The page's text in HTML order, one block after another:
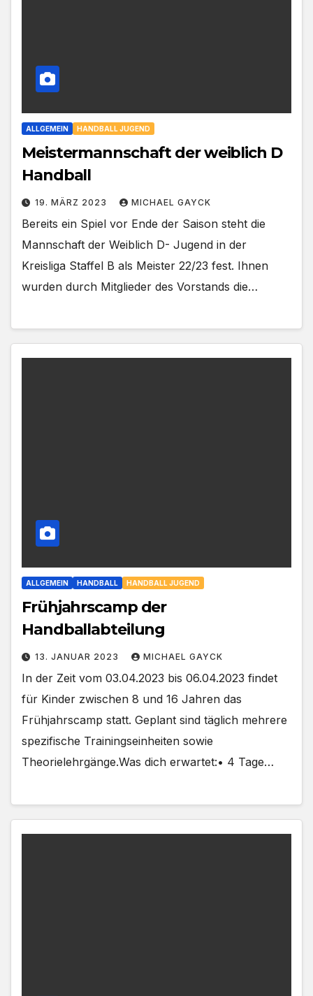
ALLGEMEIN HANDBALL JUGEND
Meistermannschaft der weiblich D
Handball
19. MÄRZ 2023 MICHAEL GAYCK
Bereits ein Spiel vor Ende der Saison steht die
Mannschaft der Weiblich D- Jugend in der
Kreisliga Staffel B als Meister 22/23 fest. Ihnen
wurden durch Mitglieder des Vorstands die…
ALLGEMEIN HANDBALL HANDBALL JUGEND
Frühjahrscamp der
Handballabteilung
13. JANUAR 2023 MICHAEL GAYCK
In der Zeit vom 03.04.2023 bis 06.04.2023 findet
für Kinder zwischen 8 und 16 Jahren das
Frühjahrscamp statt. Geplant sind täglich mehrere
spezifische Trainingseinheiten sowie
Theorielehrgänge.Was dich erwartet:• 4 Tage…